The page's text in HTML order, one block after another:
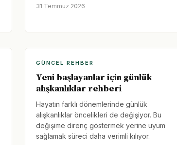
31 Temmuz 2026
GÜNCEL REHBER
Yeni başlayanlar için günlük
alışkanlıklar rehberi
Hayatın farklı dönemlerinde günlük
alışkanlıklar öncelikleri de değişiyor. Bu
değişime direnç göstermek yerine uyum
sağlamak süreci daha verimli kılıyor.